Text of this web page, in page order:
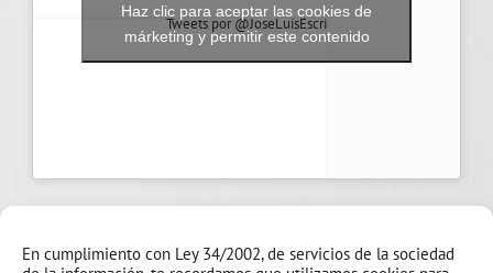
En cumplimiento con Ley 34/2002, de servicios de la sociedad
Tweets por @JoseLuisEscri
Haz clic para aceptar las cookies de
márketing y permitir este contenido